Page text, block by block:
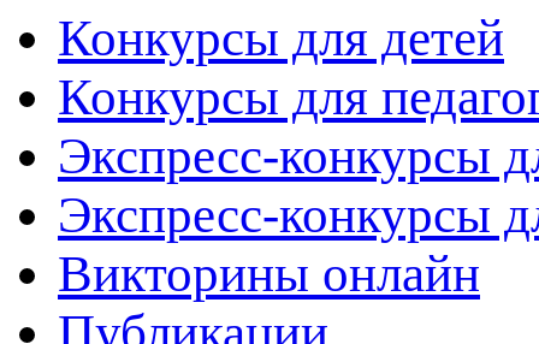
Конкурсы для детей
Конкурсы для
Экспресс-конкурсы
Экспресс-конкурсы
Викторины онлайн